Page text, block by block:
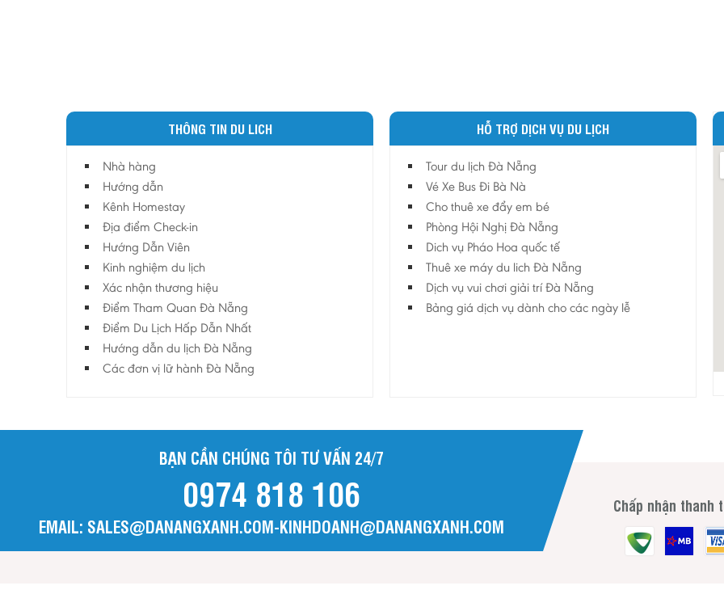
THÔNG TIN DU LICH
Nhà hàng
Hướng dẫn
Kênh Homestay
Địa điểm Check-in
Hướng Dẫn Viên
Kinh nghiệm du lịch
Xác nhận thương hiệu
Điểm Tham Quan Đà Nẵng
Điểm Du Lịch Hấp Dẫn Nhất
Hướng dẫn du lịch Đà Nẵng
Các đơn vị lữ hành Đà Nẵng
HỖ TRỢ DỊCH VỤ DU LỊCH
Tour du lịch Đà Nẵng
Vé Xe Bus Đi Bà Nà
Cho thuê xe đẩy em bé
Phòng Hội Nghị Đà Nẵng
Dich vụ Pháo Hoa quốc tế
Thuê xe máy du lich Đà Nẵng
Dịch vụ vui chơi giải trí Đà Nẵng
Bảng giá dịch vụ dành cho các ngày lễ
BẠN CẦN CHÚNG TÔI TƯ VẤN 24/7
0974 818 106
EMAIL: SALES@DANANGXANH.COM-KINHDOANH@DANANGXANH.COM
Chấp nhận thanh